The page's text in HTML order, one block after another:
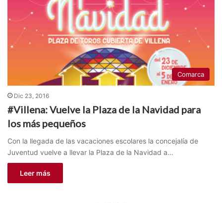
Comarca
Dic 23, 2016
#Villena: Vuelve la Plaza de la Navidad para
los más pequeños
Con la llegada de las vacaciones escolares la concejalía de
Juventud vuelve a llevar la Plaza de la Navidad a…
Leer más